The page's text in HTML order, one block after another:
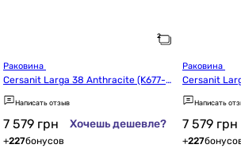
Cersanit Larga 38 Anthracite (K677-0
12/CCWT1000770770)
Написать отзыв
7 579 грн Хочешь дешевле?
+227бонусов
Cersanit
02/
Написать
7 579 грн
+227